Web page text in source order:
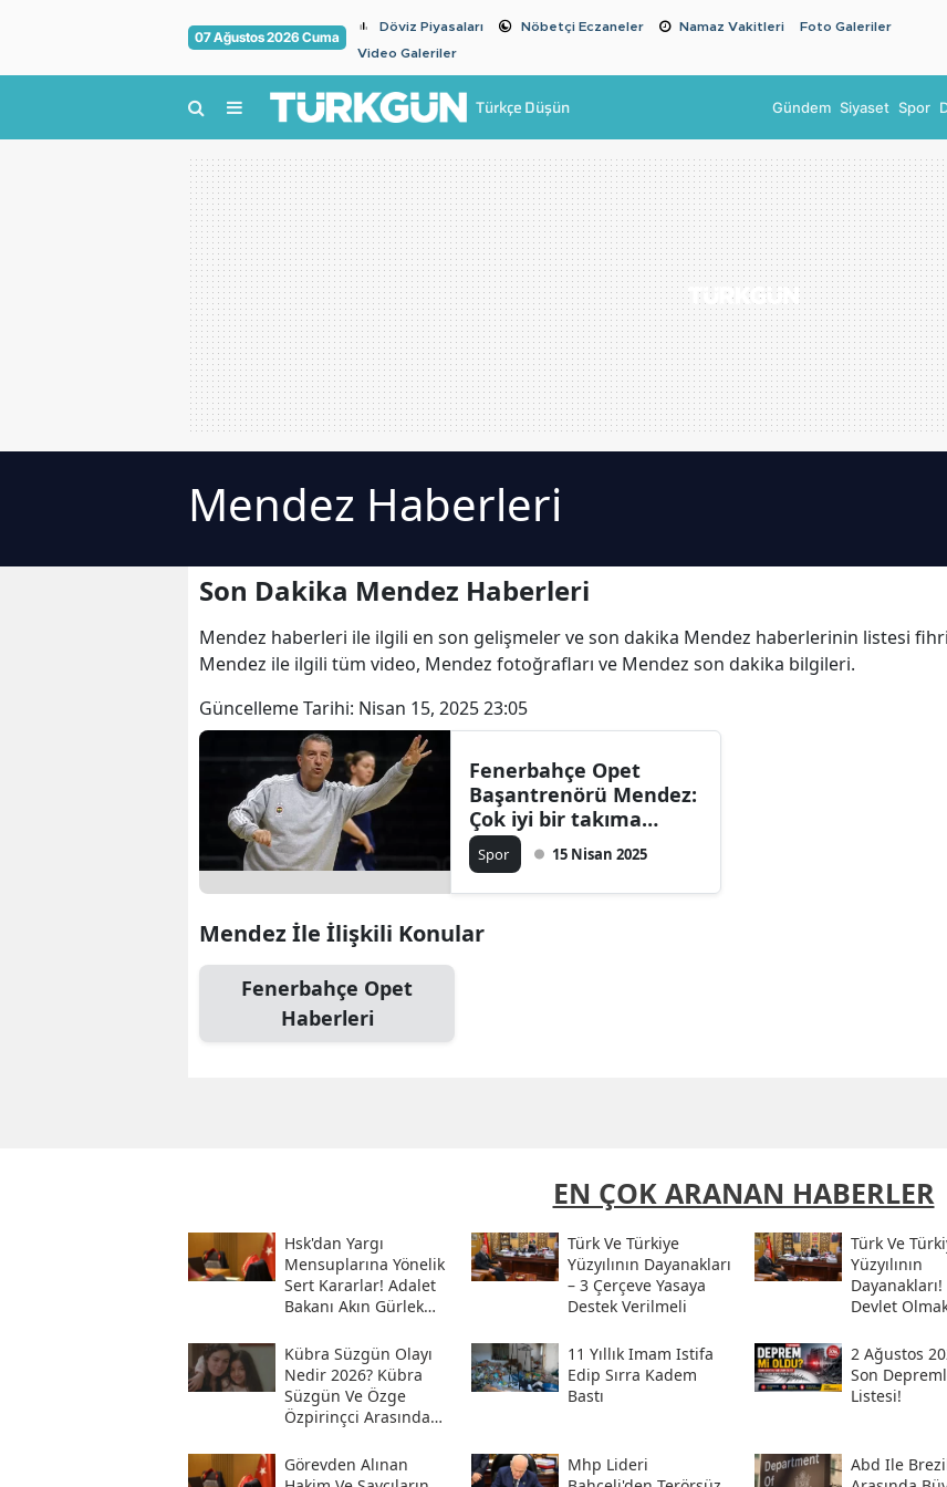
07 Ağustos 2026 Cuma
Döviz Piyasaları Nöbetçi Eczaneler Namaz Vakitleri
Foto Galeriler
Video Galeriler
Türkçe Düşün Gündem Siyaset Spor
Mendez Haberleri
Son Dakika Mendez Haberleri
Mendez haberleri ile ilgili en son gelişmeler ve son dakika Mendez haberlerinin listesi
Mendez ile ilgili tüm video, Mendez fotoğrafları ve Mendez son dakika bilgileri.
Güncelleme Tarihi: Nisan 15, 2025 23:05
Fenerbahçe Opet
Başantrenörü Mendez:
Çok iyi bir takıma
sahibiz
Spor 15 Nisan 2025
Mendez İle İlişkili Konular
Fenerbahçe Opet
Haberleri
EN ÇOK ARANAN HABERLER
Hsk'dan Yargı
Mensuplarına Yönelik
Sert Kararlar! Adalet
Bakanı Akın Gürlek
Hesabından Açıkladı
Türk Ve Türkiye
Yüzyılının Dayanakları
– 3 Çerçeve Yasaya
Destek Verilmeli
Türk Ve
Yüzyılının
Devlet
Kübra Süzgün Olayı
Nedir 2026? Kübra
Süzgün Ve Özge
Özpirinçci Arasında
11 Yıllık Imam Istifa
Edip Sırra Kadem
Bastı
2 Ağustos
Son
Listesi!
Görevden Alınan
Mhp Lideri
Abd Ile